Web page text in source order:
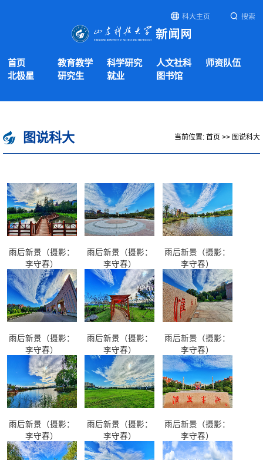
科大主页 搜索
首页 教育教学 科学研究 人文社科
师资队伍
北极星
研究生 就业 图书馆
图说科大 当前位置: 首页 >> 图说科大
雨后新景（摄影：
李守春）
雨后新景（摄影：
李守春）
雨后新景（摄影：
李守春）
雨后新景（摄影：
李守春）
雨后新景（摄影：
李守春）
雨后新景（摄影：
李守春）
雨后新景（摄影：
李守春）
雨后新景（摄影：
李守春）
雨后新景（摄影：
李守春）